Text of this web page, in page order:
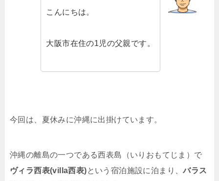
こんにちは。
大阪市在住の1児の父親です。
今回は、夏休みに沖縄に出掛けています。
沖縄の離島の一つである西表島（いりおもてじま）で
ヴィラ西表(villa西表)という宿泊施設に泊まり、バラス